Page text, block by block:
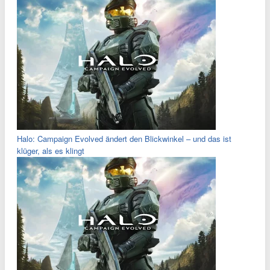
Halo: Campaign Evolved ändert den Blickwinkel – und das ist
klüger, als es klingt